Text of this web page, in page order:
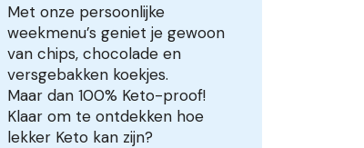
Met onze persoonlijke
weekmenu’s geniet je gewoon
van chips, chocolade en
versgebakken koekjes.
Maar dan 100% Keto-proof!
Klaar om te ontdekken hoe
lekker Keto kan zijn?